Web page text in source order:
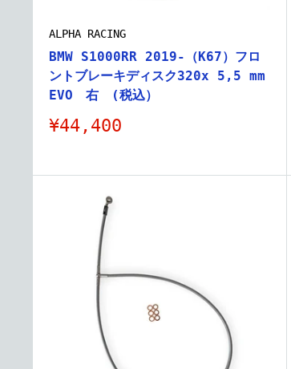
ALPHA RACING
BMW S1000RR 2019-（K67）フロ
ントブレーキディスク320x 5,5 mm
EVO 右 (税込）
販
格
¥44,400